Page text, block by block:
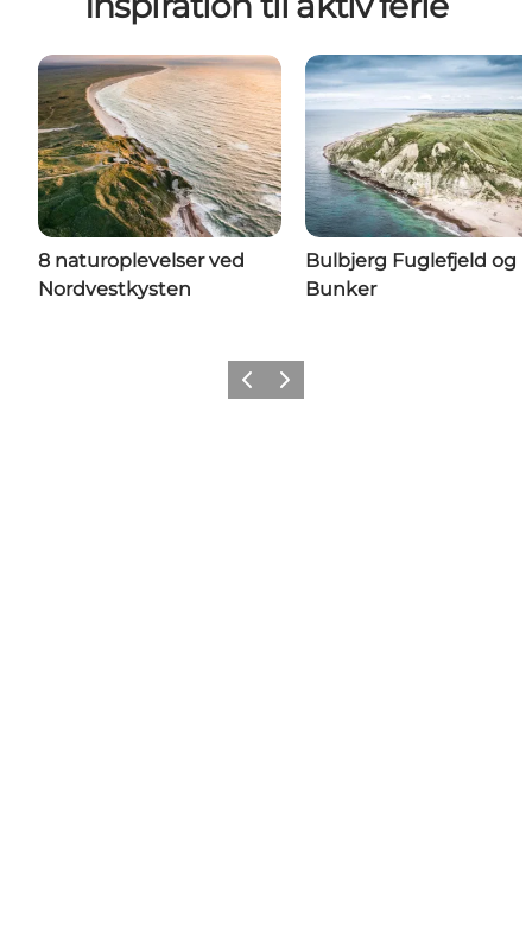
8 naturoplevelser ved
Nordvestkysten
Bulbjerg Fuglefjeld og
Bunker
ForrigeNæste